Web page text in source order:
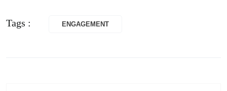
Tags : ENGAGEMENT